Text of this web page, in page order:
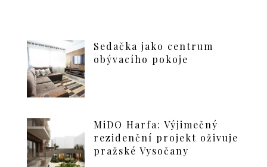
Sedačka jako centrum
obývacího pokoje
MiDO Harfa: Výjimečný
rezidenční projekt oživuje
pražské Vysočany